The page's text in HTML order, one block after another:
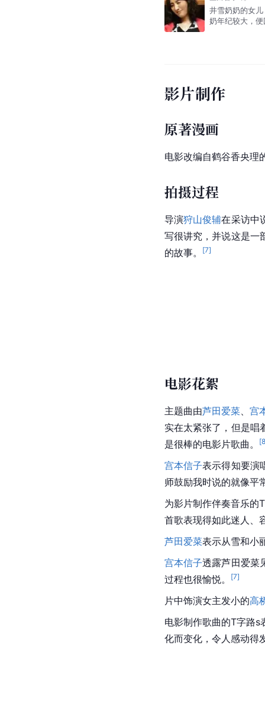
井雪奶奶的女
奶年纪较大，
影片制作
原著漫画
电影改编自鹤谷香央理
拍摄过程
导演狩山俊辅在采访中
写很讲究，并说这是一
的故事。
[7]
电影花絮
主题曲由芦田爱菜 、宫
实在太紧张了，但是唱
是很棒的电影片歌曲。
[
宫本信子表示得知要演
师鼓励我时说的就像平
为影片制作伴奏音乐的
首歌表现得如此迷人、
芦田爱菜表示从雪和小
宫本信子透露芦田爱菜
过程也很愉悦。
[7]
片中饰演女主发小的高
电影制作歌曲的T字路
化而变化，令人感动得